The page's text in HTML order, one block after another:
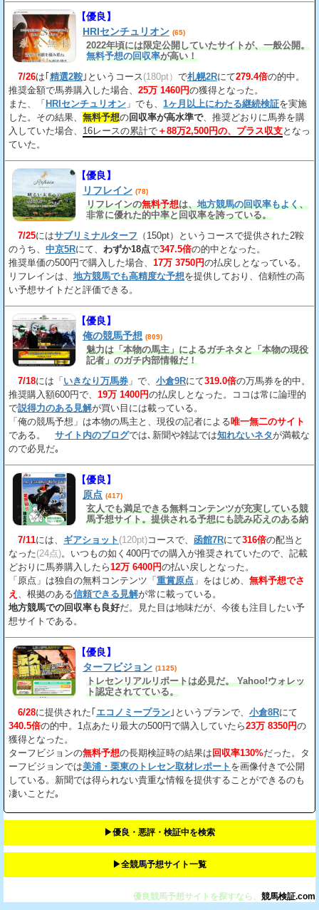
【優良】
HRIセンチュリオン (65)
2022年頃には限定公開していたサイトが、一般公開。
無料予想の回収率が高い！
7/26は｢ 精選2鞍 ｣というコース (180pt） で札幌2Rにて279.4倍の的中。
推奨金額で馬券購入した場合、 25万 1460円の獲得となった。
また、「 HRIセンチュリオン 」でも、 1ヶ月以上にわたる継続検証を実施
した。その結果、 無料予想の回収率が高水準で、推奨どおりに馬券を購
入していた場合、 16レースの累計で ＋88万2,500円の、プラス収支となっ
ていた。
【優良】
リフレイン (78)
リフレインの無料予想は、地方競馬の回収率もよく、
非常に優れた的中率と回収率を誇っている。
7/25にはサブリミナルターフ （150pt）というコースで提供された2鞍
のうち、 中京5Rにて、 わずか18点で347.5倍の的中となった。
推奨単価の500円で購入した場合、 17万 3750円の払戻しとなっている。
リフレインは、 地方競馬でも高精度な予想を提供しており、信頼性の高
い予想サイトだと評価できる。
【優良】
俺の競馬予想 (809)
魅力は「本物の馬主」によるガチネタと「本物の現役
記者」のガチ内部情報だ！
7/18には「 いきなり万馬券 」で、 小倉9Rにて319.0倍の万馬券を的中。
推奨購入額600円で、 19万 1400円の払戻しとなった。ココは常に論理的
で説得力のある見解が買い目には載っている。
「俺の競馬予想」は本物の馬主と、現役の記者による 唯一無二のサイト
である。 サイト内のブログでは､新聞や雑誌では知れないネタが満載な
ので必見だ｡
【優良】
原点 (417)
玄人でも満足できる無料コンテンツが充実している競
馬予想サイト。提供される予想にも読み応えのある納
7/11には、 ギアショット (120pt)コースで、 函館7Rにて316倍の配当と
なった(24点)。いつもの如く400円での購入が推奨されていたので、記載
どおりに馬券購入したら12万 6400円の払い戻しとなった。
「原点」は独自の無料コンテンツ「 重賞原点 」をはじめ、 無料予想でさ
え
、根拠のある信頼できる見解が常に載っている。
地方競馬での回収率も良好だ。見た目は地味だが、今後も注目したい予
想サイトである。
【優良】
ターフビジョン (1125)
トレセンリアルリポートは必見だ。 Yahoo!ウォレッ
ト認定されてている。
6/28に提供された｢ エコノミープラン ｣というプランで、 小倉8Rにて
340.5倍の的中。1点あたり最大の500円で購入していたら23万 8350円の
獲得となった。
ターフビジョンの無料予想の長期検証時の結果は 回収率130%だった。タ
ーフビジョンでは美浦・栗東のトレセン取材レポート を画像付きで公開
している。新聞では得られない貴重な情報を提供することができるのも
凄いことだ｡
▶︎優良・悪評・検証中を検索
▶︎全競馬予想サイト一覧
優良競馬予想サイトを探すなら、 競馬検証.com